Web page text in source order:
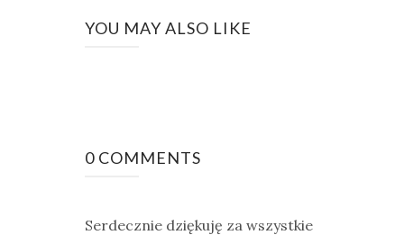
YOU MAY ALSO LIKE
0 COMMENTS
Serdecznie dziękuję za wszystkie